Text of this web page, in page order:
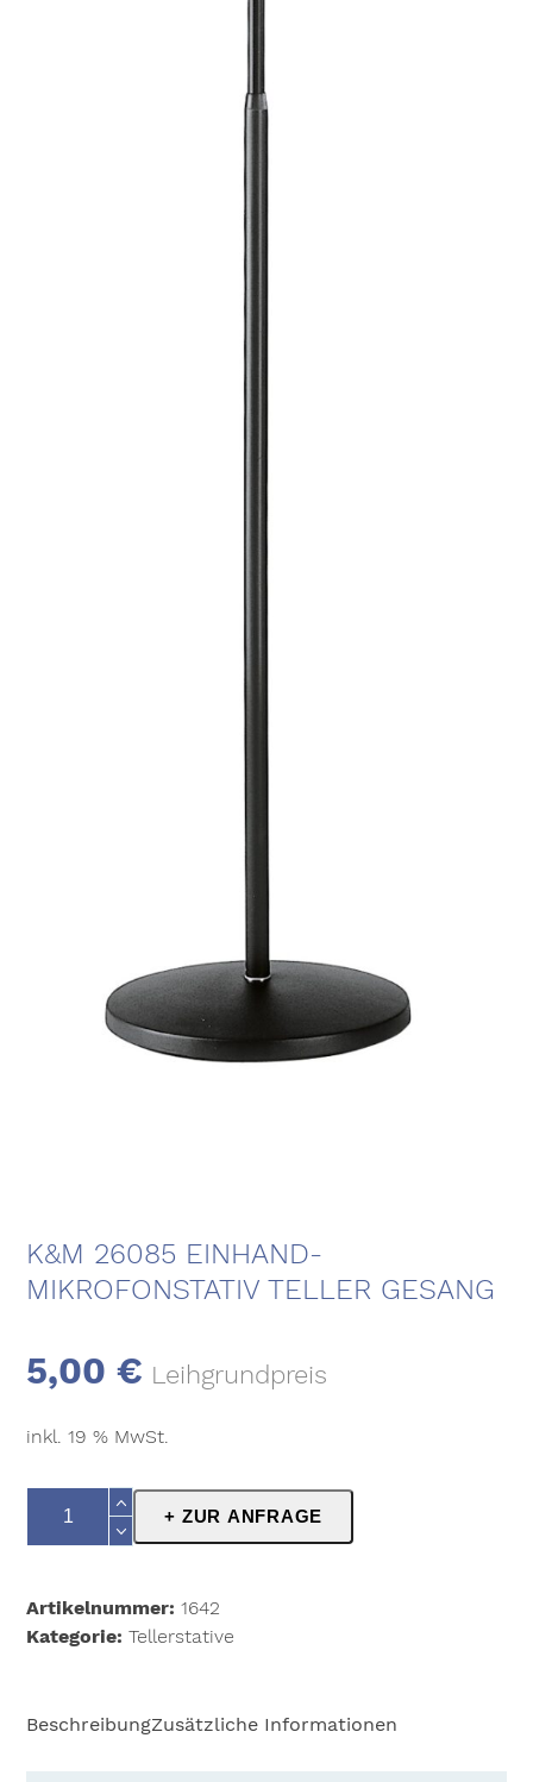
K&M 26085 EINHAND-
MIKROFONSTATIV TELLER GESANG
5,00€ Leihgrundpreis
inkl. 19 % MwSt.
26085
Teller
Gesang
+ ZUR ANFRAGE
Artikelnummer:1642
Kategorie:Tellerstative
BeschreibungZusätzliche Informationen